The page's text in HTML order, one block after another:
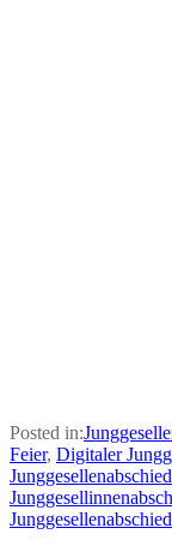
Posted in:
Feier, Digitaler
Junggesellenabschied
Junggesellenabschied